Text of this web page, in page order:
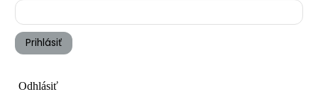
Prihlásiť
Odhlásiť